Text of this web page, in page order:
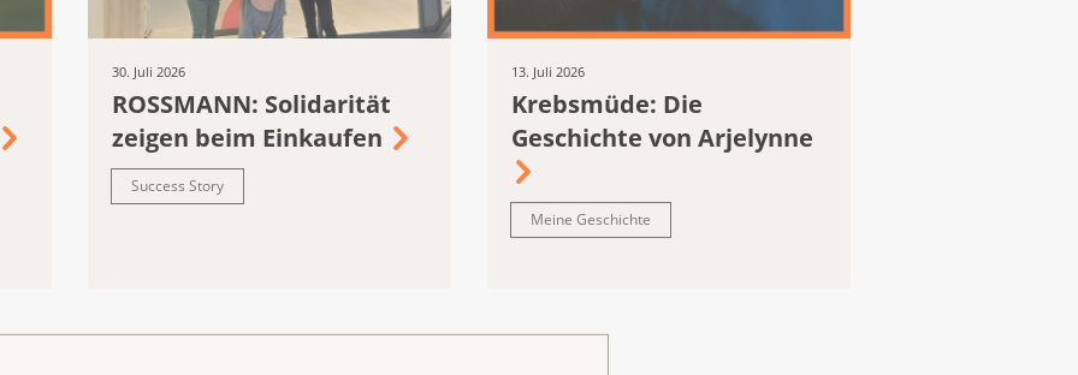
30. Juli 2026
ROSSMANN: Solidarität
zeigen beim Einkaufen
Success Story
13. Juli 2026
Krebsmüde: Die
Geschichte von Arjelynne
Meine Geschichte